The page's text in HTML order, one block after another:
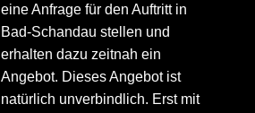
eine Anfrage für den Auftritt in
Bad-Schandau stellen und
erhalten dazu zeitnah ein
Angebot. Dieses Angebot ist
natürlich unverbindlich. Erst mit